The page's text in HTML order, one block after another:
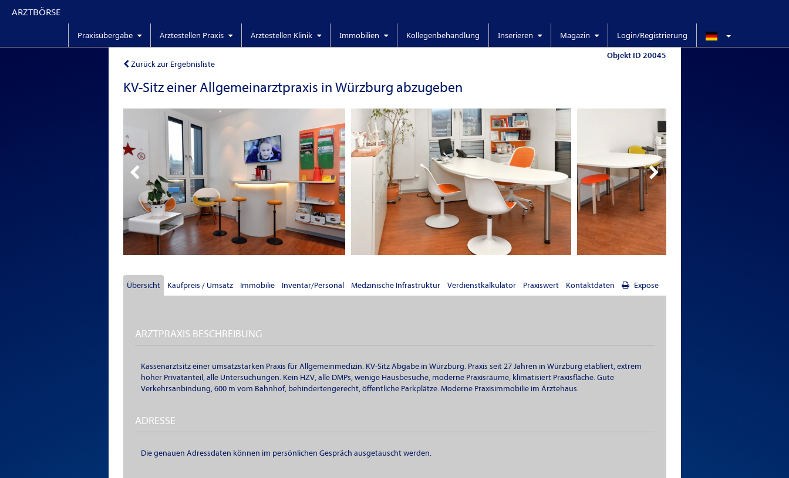
ARZTBÖRSE
Praxisübergabe Ärztestellen Praxis Ärztestellen Klinik Immobilien Kollegenbehandlung Inserieren Magazin Login/Registrierung
Zurück zur Ergebnisliste
Objekt ID 20045
KV-Sitz einer Allgemeinarztpraxis in Würzburg abzugeben
Übersicht Kaufpreis / Umsatz Immobilie Inventar/Personal Medzinische Infrastruktur Verdienstkalkulator Praxiswert Kontaktdaten Expose
ARZTPRAXIS BESCHREIBUNG
Kassenarztsitz einer umsatzstarken Praxis für Allgemeinmedizin. KV-Sitz Abgabe in Würzburg. Praxis seit 27 Jahren in Würzburg etabliert, extrem
hoher Privatanteil, alle Untersuchungen. Kein HZV, alle DMPs, wenige Hausbesuche, moderne Praxisräume, klimatisiert Praxisfläche. Gute
Verkehrsanbindung, 600 m vom Bahnhof, behindertengerecht, öffentliche Parkplätze. Moderne Praxisimmobilie im Ärztehaus.
ADRESSE
Die genauen Adressdaten können im persönlichen Gespräch ausgetauscht werden.